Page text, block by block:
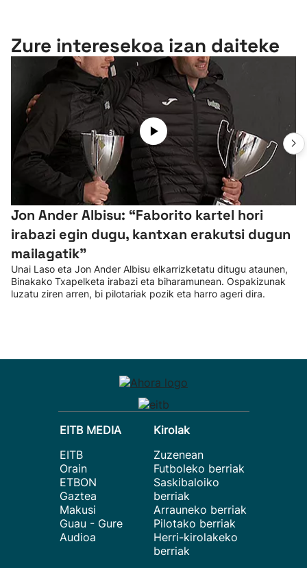
Zure interesekoa izan daiteke
Jon Ander Albisu: “Faborito kartel hori
irabazi egin dugu, kantxan erakutsi dugun
mailagatik”
Unai Laso eta Jon Ander Albisu elkarrizketatu ditugu ataunen,
Binakako Txapelketa irabazi eta biharamunean. Ospakizunak
luzatu ziren arren, bi pilotariak pozik eta harro ageri dira.
EITB MEDIA
EITB
Orain
ETBON
Gaztea
Makusi
Guau - Gure
Audioa
Kirolak
Zuzenean
Futboleko berriak
Saskibaloiko
berriak
Arrauneko berriak
Pilotako berriak
Herri-kirolakeko
berriak